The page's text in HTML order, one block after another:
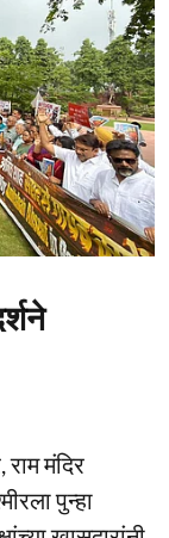
राम मंदिर
पुन्हा